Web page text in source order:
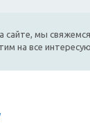
сайте, мы
на все